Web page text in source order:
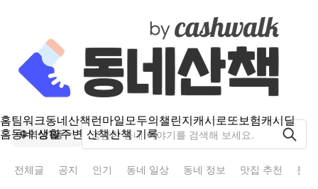
홈팀워크동네산책런마일모두의챌린지캐시로또보험캐시딜
홈동네 생활주변 산책산책 기록
역삼1동
전체글 공지 인기 동네 일상 동네 정보 맛집 추천 분